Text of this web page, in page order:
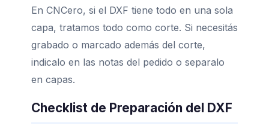
En CNCero, si el DXF tiene todo en una sola
capa, tratamos todo como corte. Si necesitás
grabado o marcado además del corte,
indicalo en las notas del pedido o separalo
en capas.
Checklist de Preparación del DXF